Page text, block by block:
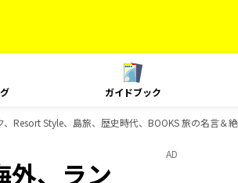
ガイドブック
Resort Style、島旅、歴史時代、BOOKS 旅の名言＆
外、ラン
AD